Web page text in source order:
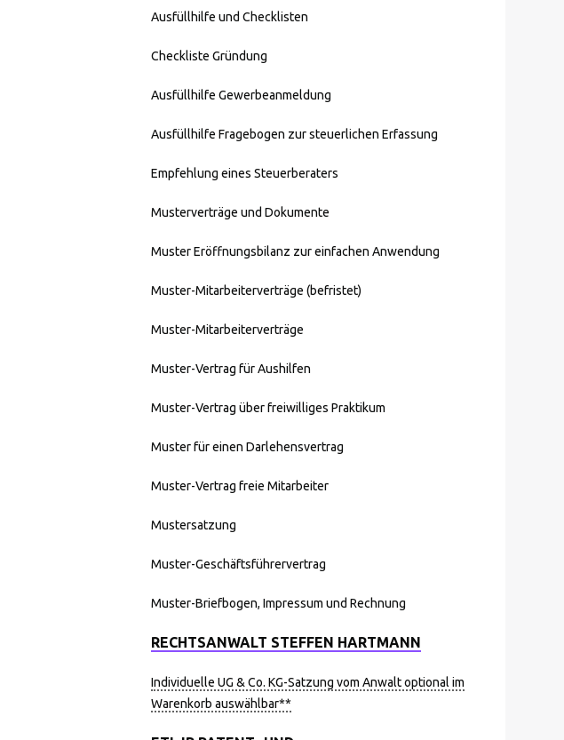
Ausfüllhilfe und Checklisten
Checkliste Gründung
Ausfüllhilfe Gewerbeanmeldung
Ausfüllhilfe Fragebogen zur steuerlichen Erfassung
Empfehlung eines Steuerberaters
Musterverträge und Dokumente
Muster Eröffnungsbilanz zur einfachen Anwendung
Muster-Mitarbeiterverträge (befristet)
Muster-Mitarbeiterverträge
Muster-Vertrag für Aushilfen
Muster-Vertrag über freiwilliges Praktikum
Muster für einen Darlehensvertrag
Muster-Vertrag freie Mitarbeiter
Mustersatzung
Muster-Geschäftsführervertrag
Muster-Briefbogen, Impressum und Rechnung
RECHTSANWALT STEFFEN HARTMANN
Individuelle UG & Co. KG-Satzung vom Anwalt optional im
Warenkorb auswählbar**